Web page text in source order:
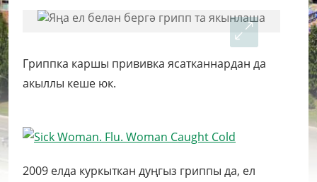
Гриппка каршы прививка ясатканнардан да
акыллы кеше юк.
2009 елда куркыткан дуңгыз гриппы да, ел